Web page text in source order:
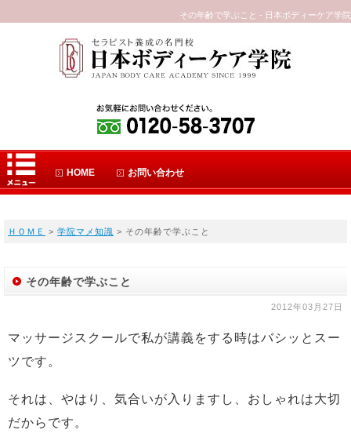
その年齢で学ぶこと - 日本ボディーケア学院
HOME お問い合わせ
ＨＯＭＥ > 学院マメ知識 > その年齢で学ぶこと
その年齢で学ぶこと
2012年03月27日
マッサージスクールで私が講義をする時はバシッとスー
ツです。
それは、やはり、気合いが入りますし、おしゃれは大切
だからです。